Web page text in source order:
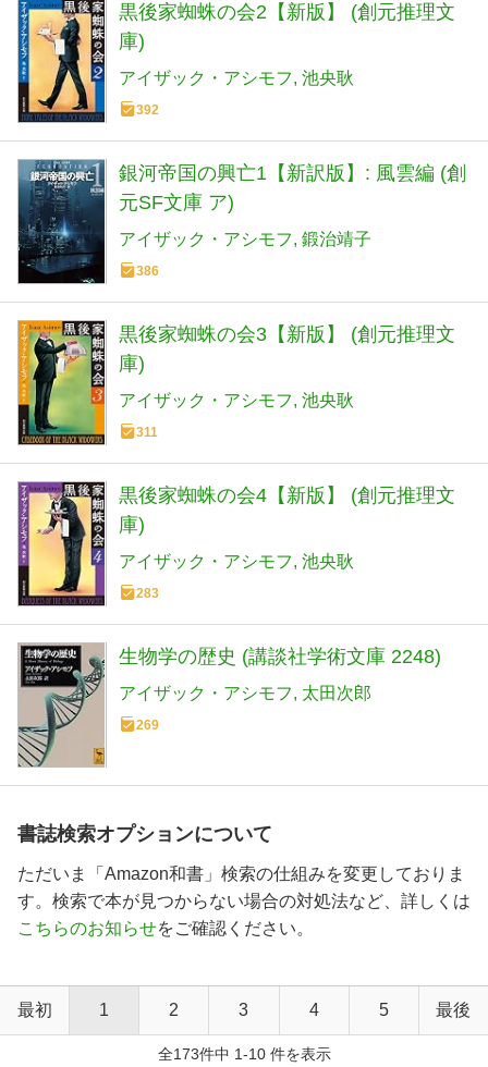
黒後家蜘蛛の会2【新版】 (創元推理文
庫)
アイザック・アシモフ 池央耿
392
銀河帝国の興亡1【新訳版】: 風雲編 (創
元SF文庫 ア)
アイザック・アシモフ 鍛治靖子
386
黒後家蜘蛛の会3【新版】 (創元推理文
庫)
アイザック・アシモフ 池央耿
311
黒後家蜘蛛の会4【新版】 (創元推理文
庫)
アイザック・アシモフ 池央耿
283
生物学の歴史 (講談社学術文庫 2248)
アイザック・アシモフ 太田次郎
269
書誌検索オプションについて
ただいま「Amazon和書」検索の仕組みを変更しておりま
す。検索で本が見つからない場合の対処法など、詳しくは
こちらのお知らせをご確認ください。
最初 1 2 3 4 5 最後
全173件中 1-10 件を表示